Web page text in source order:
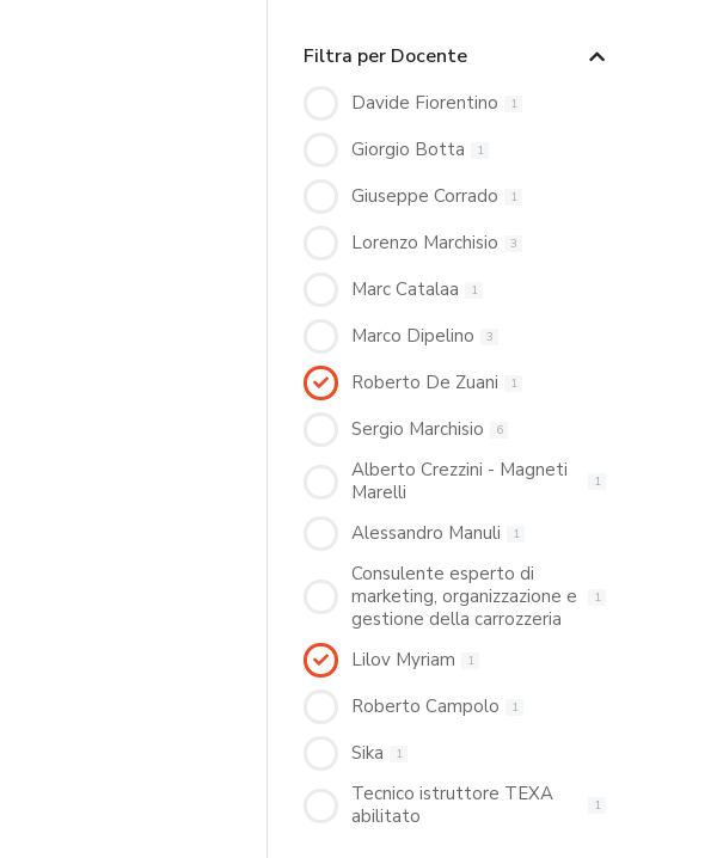
Filtra per Docente
Davide Fiorentino 1
Giorgio Botta 1
Giuseppe Corrado 1
Lorenzo Marchisio 3
Marc Catalaa 1
Marco Dipelino 3
Roberto De Zuani 1
Sergio Marchisio 6
Alberto Crezzini - Magneti
Marelli
1
Alessandro Manuli 1
Consulente esperto di
marketing, organizzazione e
gestione della carrozzeria
1
Lilov Myriam 1
Roberto Campolo 1
Sika 1
Tecnico istruttore TEXA
abilitato
1